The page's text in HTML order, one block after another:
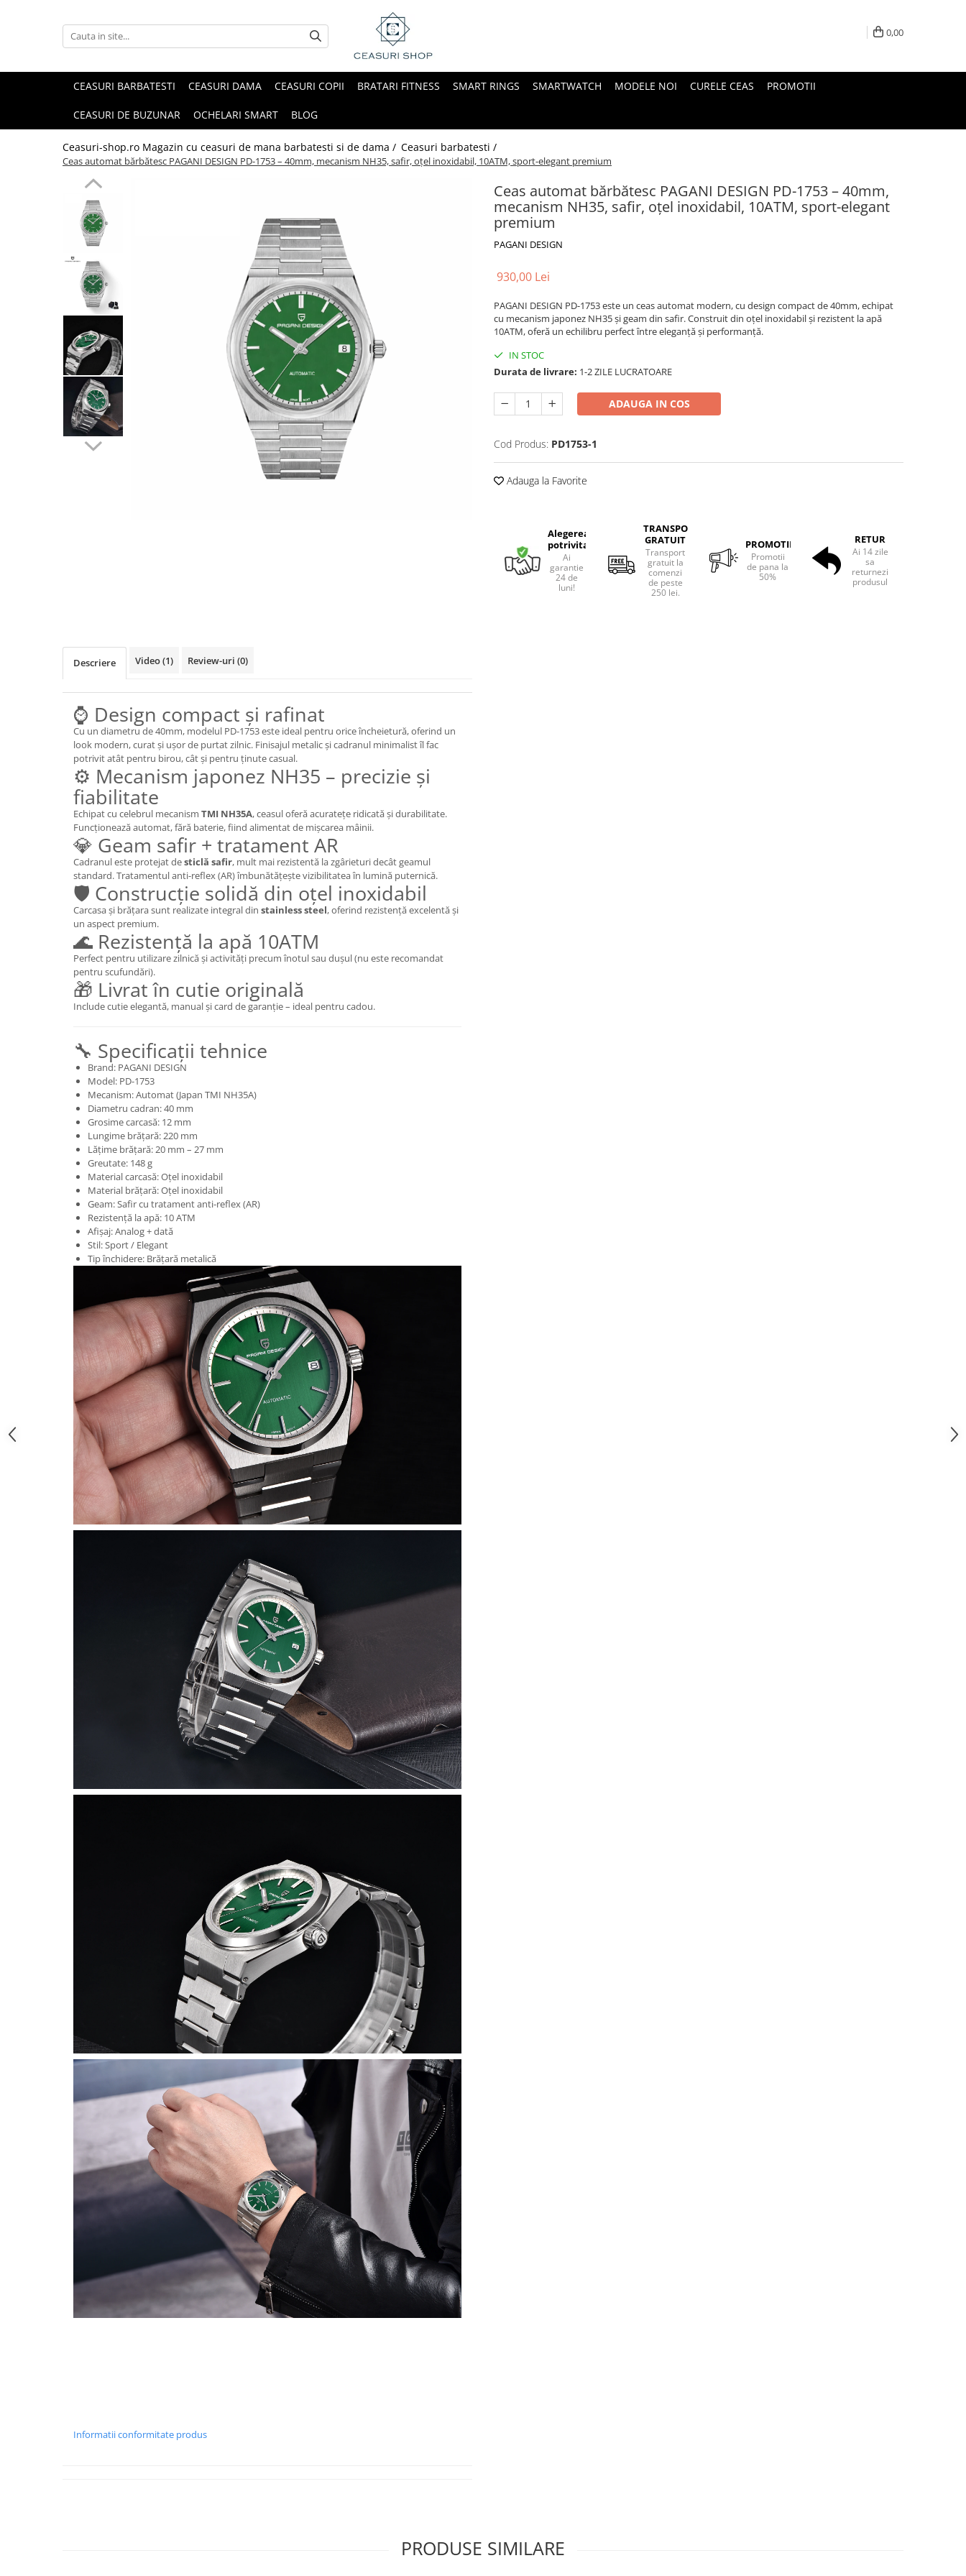
0,00
CEASURI BARBATESTI CEASURI DAMA CEASURI COPII BRATARI FITNESS SMART RINGS SMARTWATCH MODELE NOI CURELE CEAS PROMOTII
CEASURI DE BUZUNAR OCHELARI SMART BLOG
Ceasuri-shop.ro Magazin cu ceasuri de mana barbatesti si de dama / Ceasuri barbatesti /
Ceas automat bărbătesc PAGANI DESIGN PD-1753 – 40mm, mecanism NH35, safir, oțel inoxidabil, 10ATM, sport-elegant premium
Ceas automat bărbătesc PAGANI DESIGN PD-1753 – 40mm,
mecanism NH35, safir, oțel inoxidabil, 10ATM, sport-elegant
premium
PAGANI DESIGN
930,00 Lei
PAGANI DESIGN PD-1753 este un ceas automat modern, cu design compact de 40mm, echipat
cu mecanism japonez NH35 și geam din safir. Construit din oțel inoxidabil și rezistent la apă
10ATM, oferă un echilibru perfect între eleganță și performanță.
IN STOC
Durata de livrare: 1-2 ZILE LUCRATOARE
ADAUGA IN COS
Cod Produs: PD1753-1
Adauga la Favorite
Alegerea
potrivita
Ai
garantie
24 de
luni!
TRANSPORT
GRATUIT
Transport
gratuit la
comenzi
de peste
250 lei.
PROMOTII
Promotii
de pana la
50%
RETUR
Ai 14 zile
sa
returnezi
produsul
Descriere Video(1) Review-uri (0)
⌚ Design compact și rafinat
Cu un diametru de 40mm, modelul PD-1753 este ideal pentru orice încheietură, oferind un
look modern, curat și ușor de purtat zilnic. Finisajul metalic și cadranul minimalist îl fac
potrivit atât pentru birou, cât și pentru ținute casual.
⚙️ Mecanism japonez NH35 – precizie și
fiabilitate
Echipat cu celebrul mecanism TMI NH35A, ceasul oferă acuratețe ridicată și durabilitate.
Funcționează automat, fără baterie, fiind alimentat de mișcarea mâinii.
💎 Geam safir + tratament AR
Cadranul este protejat desticlă safir, mult mai rezistentă la zgârieturi decât geamul
standard. Tratamentul anti-reflex (AR) îmbunătățește vizibilitatea în lumină puternică.
🛡️ Construcție solidă din oțel inoxidabil
Carcasa și brățara sunt realizate integral din stainless steel, oferind rezistență excelentă și
un aspect premium.
🌊 Rezistență la apă 10ATM
Perfect pentru utilizare zilnică și activități precum înotul sau dușul (nu este recomandat
pentru scufundări).
🎁 Livrat în cutie originală
Include cutie elegantă, manual și card de garanție – ideal pentru cadou.
🔧 Specificații tehnice
Brand: PAGANI DESIGN
Model: PD-1753
Mecanism: Automat (Japan TMI NH35A)
Diametru cadran: 40 mm
Grosime carcasă: 12 mm
Lungime brățară: 220 mm
Lățime brățară: 20 mm – 27 mm
Greutate: 148 g
Material carcasă: Oțel inoxidabil
Material brățară: Oțel inoxidabil
Geam: Safir cu tratament anti-reflex (AR)
Rezistență la apă: 10 ATM
Afișaj: Analog + dată
Stil: Sport / Elegant
Tip închidere: Brățară metalică
Informatii conformitate produs
PRODUSE SIMILARE